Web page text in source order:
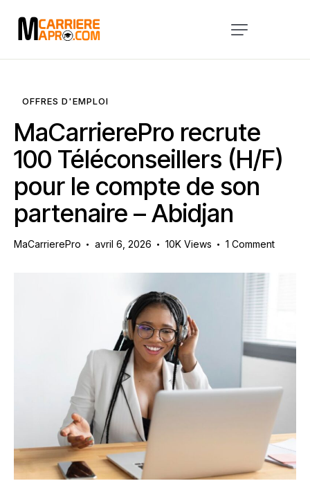
Accueil
A Propos
Blog
Évènements
Contact
OFFRES D'EMPLOI
MaCarrierePro recrute
100 Téléconseillers (H/F)
pour le compte de son
partenaire – Abidjan
MaCarrierePro avril 6, 2026 10K Views 1 Comment